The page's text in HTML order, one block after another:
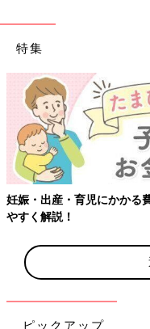
特集
育児にかかる費用やもら
ピックアップ